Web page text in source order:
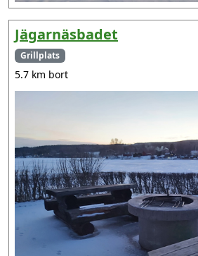
Jägarnäsbadet
Grillplats
5.7 km bort